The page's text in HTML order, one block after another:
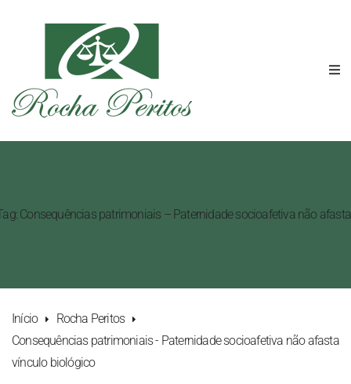
Consequências patrimoniais – Paternidade socioafetiva não
Início
Rocha Peritos
Consequências patrimoniais - Paternidade socioafetiva não afasta
vínculo biológico